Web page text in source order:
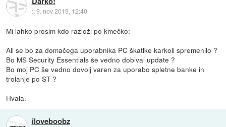
::9. nov 2019, 12:40
Mi lahko prosim kdo razloži po kmečko:
Ali se bo za domačega uporabnika PC škatlke karkoli spremenilo ?
Bo MS Security Essentials še vedno dobival update ?
Bo moj PC še vedno dovolj varen za uporabo spletne banke in
trolanje po ST ?
Hvala.
iloveboobz